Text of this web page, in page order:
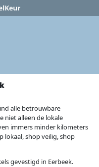
alle betrouwbare
niet alleen de lokale
immers minder kilometers
lokaal, shop veilig, shop
gevestigd in Eerbeek.